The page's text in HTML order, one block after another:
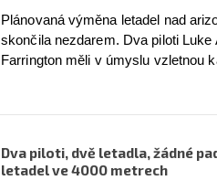
Plánovaná výměna letadel nad
skončila nezdarem. Dva piloti Luke
Farrington měli v úmyslu vzletnou
Dva piloti, dvě letadla, žádné
letadel ve 4000 metrech